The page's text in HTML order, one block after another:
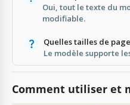
Oui, tout le texte du
modifiable.
Quelles tailles de
Le modèle supporte
Comment utiliser et